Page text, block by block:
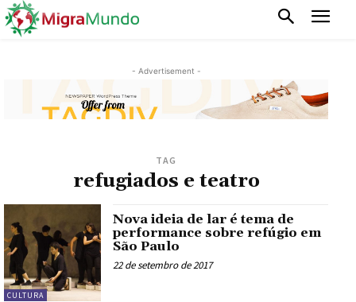
- Advertisement -
TAG
refugiados e teatro
CULTURA
Nova ideia de lar é tema de
performance sobre refúgio em
São Paulo
22 de setembro de 2017